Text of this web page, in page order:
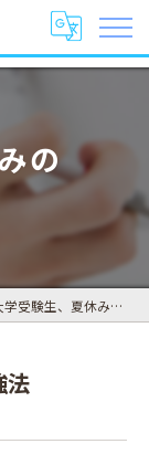
の
受験生、夏休みの英語の勉強法
法